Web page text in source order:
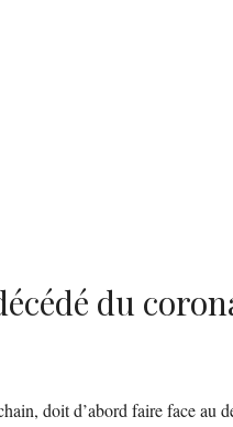
du
doit d’abord faire face au